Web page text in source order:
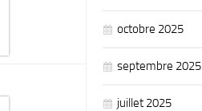
octobre 2025
septembre 2025
juillet 2025